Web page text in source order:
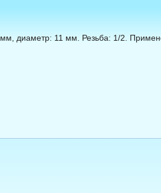
диаметр: 11 мм. Резьба: 1/2.